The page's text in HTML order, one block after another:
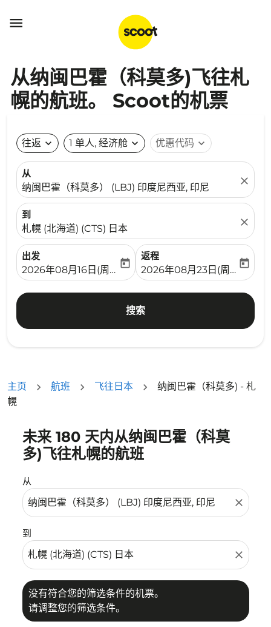

从纳闽巴霍（科莫多)飞往札
幌的航班。 Scoot的机票
往返 expand_more 1 单人, 经济舱 expand_more 优惠代码 expand_more
从
纳闽巴霍（科莫多） (LBJ) 印度尼西亚, 印尼
close
到
札幌 (北海道) (CTS) 日本
close
出发
fc-booking-departure-date-aria-label
2026年08月16日(周日)
today
返程
fc-booking-return-date-
2026年08月23日(周日)
today
搜索
主页 航班 飞往日本
纳闽巴霍（科莫多) - 札
幌
未来 180 天内从纳闽巴霍（科莫
多)飞往札幌的航班
从
close
到
close
没有符合您的筛选条件的机票。
请调整您的筛选条件。
没有符合您的筛选条件的机票。请调整您的筛选条件。